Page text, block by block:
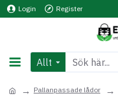
Login Register
Allt
Pallanpassade lådor